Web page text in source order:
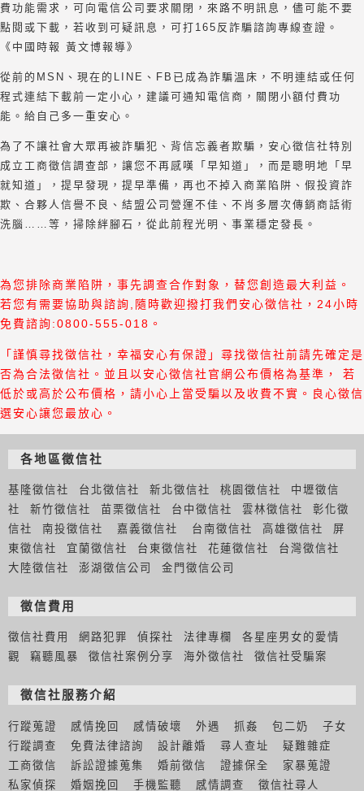
費功能需求，可向電信公司要求關閉，來路不明訊息，儘可能不要
點閱或下載，若收到可疑訊息，可打165反詐騙諮詢專線查證。
《中國時報 黃文博報導》
從前的MSN、現在的LINE、FB已成為詐騙溫床，不明連結或任何
程式連結下載前一定小心，建議可通知電信商，關閉小額付費功
能。給自己多一重安心。
為了不讓社會大眾再被詐騙犯、背信忘義者欺騙，安心徵信社特別
成立工商徵信調查部，讓您不再感嘆「早知道」，而是聰明地「早
就知道」，提早發現，提早準備，再也不掉入商業陷阱、假投資詐
欺、合夥人信譽不良、結盟公司營運不佳、不肖多層次傳銷商話術
洗腦……等，掃除絆腳石，從此前程光明、事業穩定發長。
為您排除商業陷阱，事先調查合作對象，替您創造最大利益。
若您有需要協助與諮詢,隨時歡迎撥打我們安心徵信社，24小時
免費諮詢:0800-555-018。
「謹慎尋找徵信社，幸福安心有保證」尋找徵信社前請先確定是
否為合法徵信社。並且以安心徵信社官網公布價格為基準， 若
低於或高於公布價格，請小心上當受騙以及收費不實。良心徵信
選安心讓您最放心。
各地區徵信社
基隆徵信社 台北徵信社 新北徵信社 桃園徵信社
中壢徵信
社
新竹徵信社 苗栗徵信社 台中徵信社 雲林徵信社
彰化徵
信社
南投徵信社 嘉義徵信社 台南徵信社 高雄徵信社
屏
東徵信社
宜蘭徵信社 台東徵信社 花蓮徵信社
台灣徵信社
大陸徵信社
澎湖徵信公司 金門徵信公司
徵信費用
徵信社費用 網路犯罪 偵探社 法律專欄
各星座男女的愛情
觀
竊聽風暴 徵信社案例分享 海外徵信社 徵信社受騙案
徵信社服務介紹
行蹤蒐證 感情挽回 感情破壞 外遇 抓姦 包二奶
子女
行蹤調查
免費法律諮詢 設計離婚 尋人查址
疑難雜症
工商徵信
訴訟證據蒐集 婚前徵信 證據保全
家暴蒐證
私家偵探
婚姻挽回 手機監聽 感情調查 徵信社尋人